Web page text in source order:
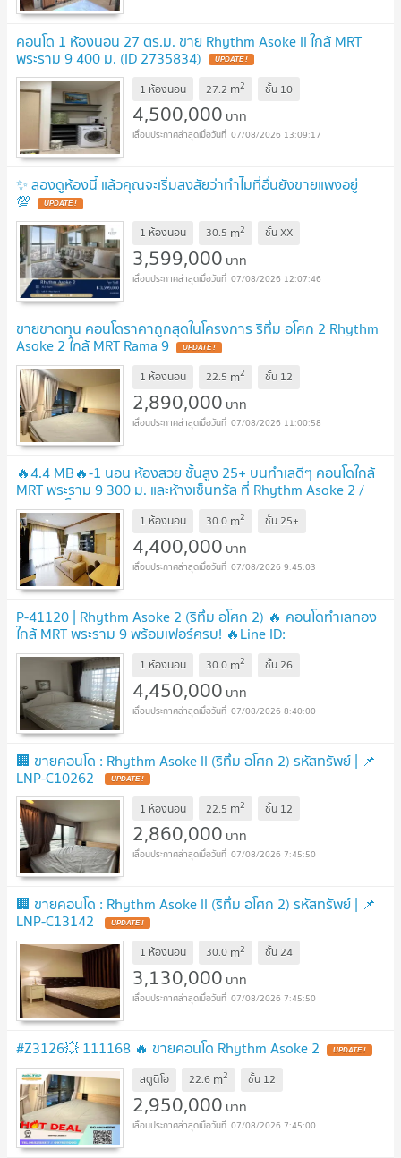
คอนโด 1 ห้องนอน 27 ตร.ม. ขาย Rhythm Asoke II ใกล้ MRT
พระราม 9 400 ม. (ID 2735834) UPDATE !
1 ห้องนอน 27.2 m2 ชั้น 10
4,500,000 บาท
07/08/2026 13:09:17
✨ ลองดูห้องนี้ แล้วคุณจะเริ่มสงสัยว่าทำไมที่อื่นยังขายแพงอยู่
💯 UPDATE !
1 ห้องนอน 30.5 m2 ชั้นXX
3,599,000 บาท
07/08/2026 12:07:46
ขายขาดทุน คอนโดราคาถูกสุดในโครงการ ริทึ่ม อโศก 2 Rhythm
Asoke 2 ใกล้ MRT Rama 9 UPDATE !
1 ห้องนอน 22.5 m2 ชั้น 12
2,890,000 บาท
07/08/2026 11:00:58
🔥4.4 MB🔥-1 นอน ห้องสวย ชั้นสูง 25+ บนทำเลดีๆ คอนโดใกล้
MRT พระราม 9 300 ม. และห้างเซ็นทรัล ที่ Rhythm Asoke 2 /
ขายคอนโด UPDATE !
1 ห้องนอน 30.0 m2 ชั้น25+
4,400,000 บาท
07/08/2026 9:45:03
P-41120 | Rhythm Asoke 2 (ริทึ่ม อโศก 2) 🔥 คอนโดทำเลทอง
ใกล้ MRT พระราม 9 พร้อมเฟอร์ครบ! 🔥Line ID:
@easythaihome | 085-592-2897
1 ห้องนอน 30.0 m2 ชั้น26
4,450,000 บาท
07/08/2026 8:40:00
🏢 ขายคอนโด : Rhythm Asoke II (ริทึ่ม อโศก 2) รหัสทรัพย์ | 📌
LNP-C10262 UPDATE !
1 ห้องนอน 22.5 m2 ชั้น 12
2,860,000 บาท
07/08/2026 7:45:50
🏢 ขายคอนโด : Rhythm Asoke II (ริทึ่ม อโศก 2) รหัสทรัพย์ | 📌
LNP-C13142 UPDATE !
1 ห้องนอน 30.0 m2 ชั้น24
3,130,000 บาท
07/08/2026 7:45:50
#Z3126💥 111168 🔥 ขายคอนโด Rhythm Asoke 2 UPDATE !
สตูดิโอ 22.6 m2 ชั้น 12
2,950,000 บาท
07/08/2026 7:45:00